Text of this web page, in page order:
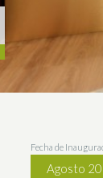
Fecha de
Agosto